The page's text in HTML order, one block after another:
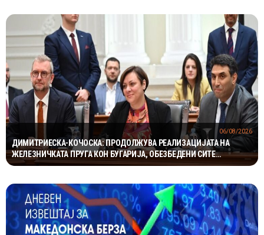
ДИМИТРИЕСКА-КОЧОСКА: ПРОДОЛЖУВА РЕАЛИЗАЦИЈАТА НА
ЖЕЛЕЗНИЧКАТА ПРУГА КОН БУГАРИЈА, ОБЕЗБЕДЕНИ СИТЕ
ПРЕДУСЛОВИ
06/08/2026